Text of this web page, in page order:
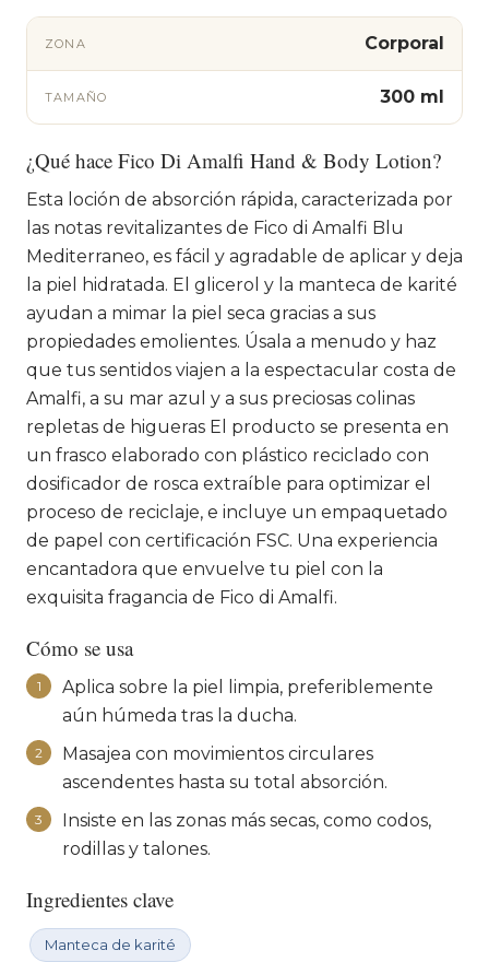
ZONA Corporal
TAMAÑO 300 ml
¿Qué hace Fico Di Amalfi Hand & Body Lotion?
Esta loción de absorción rápida, caracterizada por
las notas revitalizantes de Fico di Amalfi Blu
Mediterraneo, es fácil y agradable de aplicar y deja
la piel hidratada. El glicerol y la manteca de karité
ayudan a mimar la piel seca gracias a sus
propiedades emolientes. Úsala a menudo y haz
que tus sentidos viajen a la espectacular costa de
Amalfi, a su mar azul y a sus preciosas colinas
repletas de higueras El producto se presenta en
un frasco elaborado con plástico reciclado con
dosificador de rosca extraíble para optimizar el
proceso de reciclaje, e incluye un empaquetado
de papel con certificación FSC. Una experiencia
encantadora que envuelve tu piel con la
exquisita fragancia de Fico di Amalfi.
Cómo se usa
1
Aplica sobre la piel limpia, preferiblemente
aún húmeda tras la ducha.
2
Masajea con movimientos circulares
ascendentes hasta su total absorción.
3
Insiste en las zonas más secas, como codos,
rodillas y talones.
Ingredientes clave
Manteca de karité